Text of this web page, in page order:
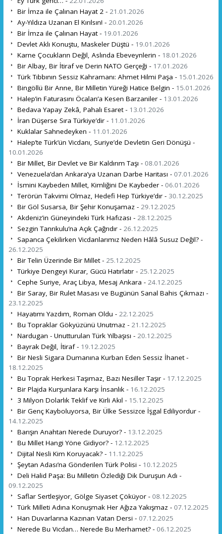
Bir İmza ile Çalınan Hayat 2 - 21.01.2026
Ay-Yıldıza Uzanan El Kırılsın! - 20.01.2026
Bir İmza ile Çalınan Hayat - 19.01.2026
Devlet Aklı Konuştu, Maskeler Düştü - 19.01.2026
Karne Çocukların Değil, Aslında Ebeveynlerin - 18.01.2026
Bir Albay, Bir İtiraf ve Derin NATO Gerçeği - 17.01.2026
Türk Tıbbının Sessiz Kahramanı: Ahmet Hilmi Paşa - 15.01.2026
Bingöllü Bir Anne, Bir Milletin Yüreği Hatice Belgin - 15.01.2026
Halep’in Faturasını Öcalan’a Kesen Barzaniler - 13.01.2026
Bedava Yapay Zekâ, Pahalı Esaret - 13.01.2026
İran Düşerse Sıra Türkiye’dir - 11.01.2026
Kuklalar Sahnedeyken - 11.01.2026
Halep’te Türk’ün Vicdanı, Suriye’de Devletin Geri Dönüşü -
10.01.2026
Bir Millet, Bir Devlet ve Bir Kaldırım Taşı - 08.01.2026
Venezuela’dan Ankara’ya Uzanan Darbe Haritası - 07.01.2026
İsmini Kaybeden Millet, Kimliğini De Kaybeder - 06.01.2026
Terörün Takvimi Olmaz, Hedefi Hep Türkiye’dır - 30.12.2025
Bir Göl Susarsa, Bir Şehir Konuşamaz - 29.12.2025
Akdeniz’in Güneyindeki Türk Hafızası - 28.12.2025
Sezgin Tanrıkulu’na Açık Çağrıdır - 26.12.2025
Sapanca Çekilirken Vicdanlarımız Neden Hâlâ Susuz Değil? -
26.12.2025
Bir Telin Üzerinde Bir Millet - 25.12.2025
Türkiye Dengeyi Kurar, Gücü Hatırlatır - 25.12.2025
Cephe Suriye, Araç Libya, Mesaj Ankara - 24.12.2025
Bir Saray, Bir Rulet Masası ve Bugünün Sanal Bahis Çıkmazı -
23.12.2025
Hayatımı Yazdım, Roman Oldu - 22.12.2025
Bu Topraklar Gökyüzünü Unutmaz - 21.12.2025
Nardugan - Unutturulan Türk Yılbaşısı - 20.12.2025
Bayrak Değil, İtiraf - 19.12.2025
Bir Nesli Sigara Dumanına Kurban Eden Sessiz İhanet -
18.12.2025
Bu Toprak Herkesi Taşımaz, Bazı Nesiller Taşır - 17.12.2025
Bir Plajda Kurşunlara Karşı İnsanlık - 16.12.2025
3 Milyon Dolarlık Teklif ve Kirli Akıl - 15.12.2025
Bir Genç Kayboluyorsa, Bir Ülke Sessizce İşgal Ediliyordur -
14.12.2025
Barışın Anahtarı Nerede Duruyor? - 13.12.2025
Bu Millet Hangi Yöne Gidiyor? - 12.12.2025
Dijital Nesli Kim Koruyacak? - 11.12.2025
Şeytan Adası’na Gönderilen Türk Polisi - 10.12.2025
Deli Halid Paşa: Bu Milletin Özlediği Dik Duruşun Adı -
09.12.2025
Saflar Sertleşiyor, Gölge Siyaset Çöküyor - 08.12.2025
Türk Milleti Adına Konuşmak Her Ağıza Yakışmaz - 07.12.2025
Han Duvarlarına Kazınan Vatan Dersi - 07.12.2025
Nerede Bu Vicdan… Nerede Bu Merhamet? - 06.12.2025